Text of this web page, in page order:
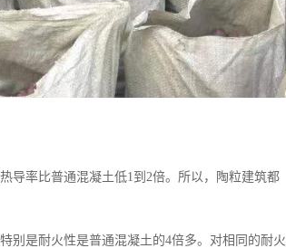
导率比普通混凝土低1到2倍。所以，陶粒建筑都
别是耐火性是普通混凝土的4倍多。对相同的耐火